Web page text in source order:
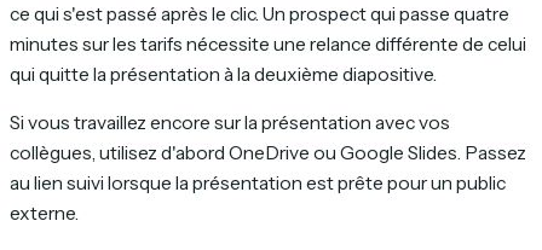
ce qui s'est passé après le clic. Un prospect qui passe quatre
minutes sur les tarifs nécessite une relance différente de celui
qui quitte la présentation à la deuxième diapositive.
Si vous travaillez encore sur la présentation avec vos
collègues, utilisez d'abord OneDrive ou Google Slides. Passez
au lien suivi lorsque la présentation est prête pour un public
externe.